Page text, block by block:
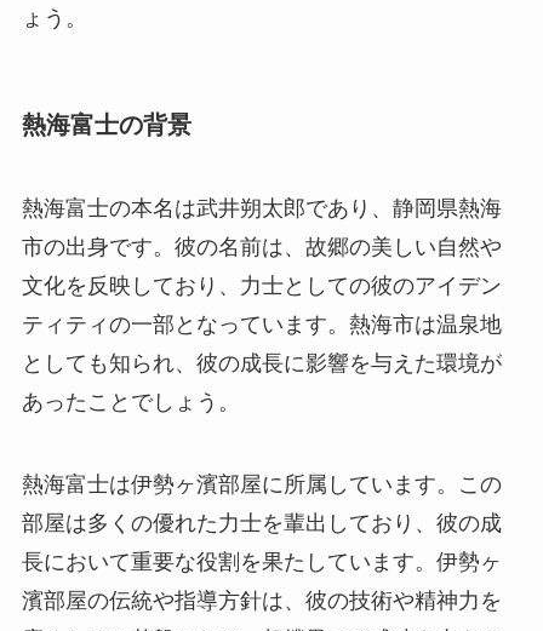
ょう。
熱海富士の背景
熱海富士の本名は武井朔太郎であり、静岡県熱海
市の出身です。彼の名前は、故郷の美しい自然や
文化を反映しており、力士としての彼のアイデン
ティティの一部となっています。熱海市は温泉地
としても知られ、彼の成長に影響を与えた環境が
あったことでしょう。
熱海富士は伊勢ヶ濱部屋に所属しています。この
部屋は多くの優れた力士を輩出しており、彼の成
長において重要な役割を果たしています。伊勢ヶ
濱部屋の伝統や指導方針は、彼の技術や精神力を